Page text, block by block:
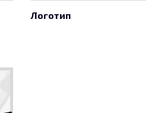
Логотип